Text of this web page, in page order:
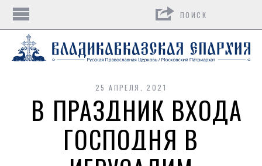
25 АПРЕЛЯ, 2021
В ПРАЗДНИК ВХОДА
ГОСПОДНЯ В